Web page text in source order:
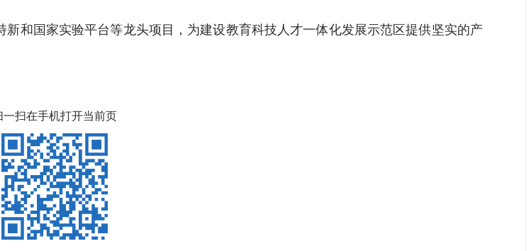
和国家实验平台等龙头项目，为建设教育科技人才一体化发展示范区提供坚实的产
一扫在手机打开当前页